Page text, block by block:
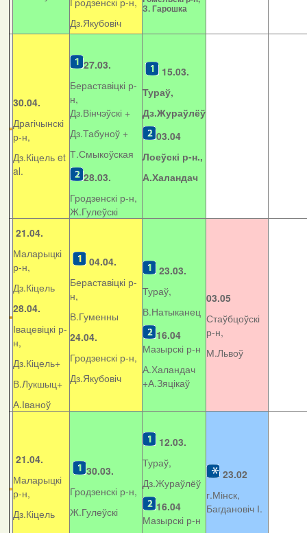
Дз.Якубовіч
З. Гарошка
30.04.
Драгічынскі
р-н,
Дз.Кіцель et
al.
27.03.
Бераставіцкі р-
н,
Дз.Вінчэўскі +
Дз.Табуноў +
Т.Смыкоўская
28.03.
Гродзенскі р-н,
Ж.Гулеўскі
15.03.
Тураў,
Дз.Жураўлёў
03.04
Лоеўскі р-н.,
А.Халандач
21.04.
Маларыцкі
р-н,
Дз.Кіцель
28.04.
Івацевіцкі р-
н,
Дз.Кіцель+
В.Лукшыц+
А.Іваноў
04.04.
Бераставіцкі р-
н,
В.Гуменны
24.04.
Гродзенскі р-н,
Дз.Якубовіч
23.03.
Тураў,
В.Натыканец
16.04
Мазырскі р-н
А.Халандач
+А.Зяцікаў
03.05
Стаўбцоўскі
р-н,
М.Львоў
21.04.
Маларыцкі
р-н,
Дз.Кіцель
30.03.
Гродзенскі р-н,
Ж.Гулеўскі
12.03.
Тураў,
Дз.Жураўлёў
16.04
Мазырскі р-н
23.02
г.Мінск,
Багдановіч І.